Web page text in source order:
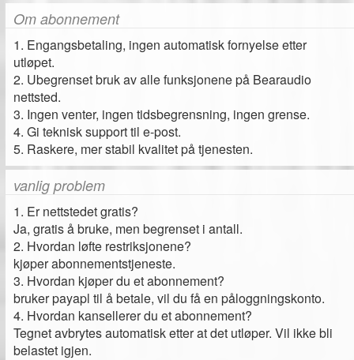
Om abonnement
1. Engangsbetaling, ingen automatisk fornyelse etter
utløpet.
2. Ubegrenset bruk av alle funksjonene på Bearaudio
nettsted.
3. Ingen venter, ingen tidsbegrensning, ingen grense.
4. Gi teknisk support til e-post.
5. Raskere, mer stabil kvalitet på tjenesten.
vanlig problem
1. Er nettstedet gratis?
Ja, gratis å bruke, men begrenset i antall.
2. Hvordan løfte restriksjonene?
kjøper abonnementstjeneste.
3. Hvordan kjøper du et abonnement?
bruker payapl til å betale, vil du få en påloggningskonto.
4. Hvordan kansellerer du et abonnement?
Tegnet avbrytes automatisk etter at det utløper. Vil ikke bli
belastet igjen.